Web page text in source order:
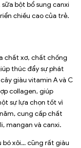
bột bổ sung canxi
chiều cao của trẻ.
chất xơ, chất chống
thúc đẩy sự phát
giàu vitamin A và C
collagen, giúp
sự lựa chọn tốt vì
cung cấp chất
mangan và canxi.
bó xôi… cũng rất giàu